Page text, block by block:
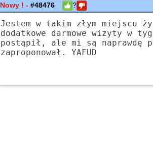
Nowy ! -#48476 ?
Jestem w takim złym miejscu
dodatkowe darmowe wizyty w
postąpił, ale mi są naprawdę
zaproponował. YAFUD